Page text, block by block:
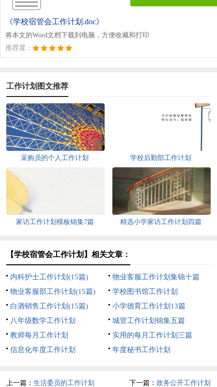
《学校宿管会工作计划.doc》
将本文的Word文档下载到电脑，方便收藏和打印
推荐度：
工作计划图文推荐
采购员的个人工作计划 学校后勤部工作计划
家访工作计划模板锦集7篇 精选小学家访工作计划四篇
【学校宿管会工作计划】相关文章：
内科护士工作计划(15篇)
物业客服工作计划集锦十篇
物业客服部工作计划(15篇)
学校图书馆工作计划
白酒销售工作计划(15篇)
小学德育工作计划13篇
八年级数学工作计划
城管工作计划锦集五篇
教师每月工作计划
实用的每月工作计划三篇
信息化年度工作计划
年度秘书工作计划
上一篇：生活委员的工作计划 下一篇： 政务公开工作计划